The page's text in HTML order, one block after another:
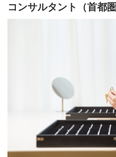
コンサルタント（首都